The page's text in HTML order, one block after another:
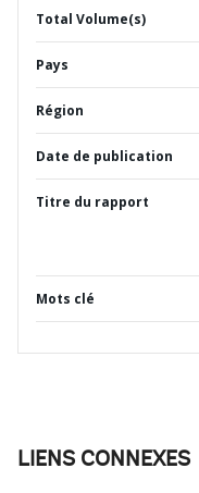
Total Volume(s)
Pays
Région
Date de publication
Titre du rapport
Mots clé
LIENS CONNEXES